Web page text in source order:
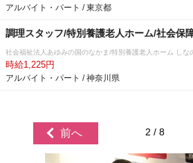
アルバイト・パート / 東京都
調理スタッフ/特別養護老人ホーム/社会保
社会福祉法人あゆみの国のなかま/特別養護老人ホーム しな
時給1,225円
アルバイト・パート / 神奈川県
前へ 2 / 8